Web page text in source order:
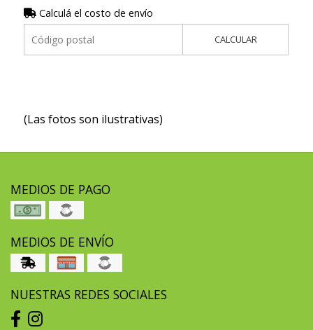
Calculá el costo de envío
CALCULAR
(Las fotos son ilustrativas)
MEDIOS DE PAGO
MEDIOS DE ENVÍO
NUESTRAS REDES SOCIALES